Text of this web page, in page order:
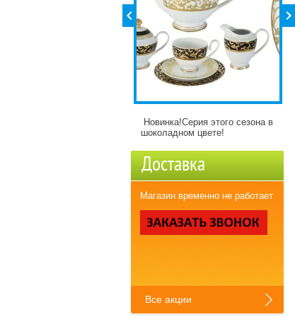
Детские кружки Зверята с
разнымикартинкми)
Все акции
Доставка
Магазин временно не работает